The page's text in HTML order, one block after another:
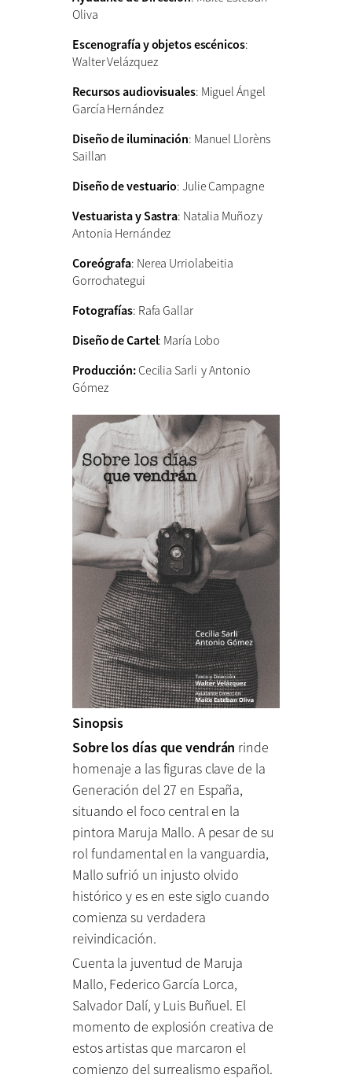
Oliva
Escenografía y objetos escénicos:
Walter Velázquez
Recursos audiovisuales: Miguel Ángel
García Hernández
Diseño de iluminación: Manuel Llorèns
Saillan
Diseño de vestuario: Julie Campagne
Vestuarista y Sastra: Natalia Muñoz y
Antonia Hernández
Coreógrafa: Nerea Urriolabeitia
Gorrochategui
Fotografías: Rafa Gallar
Diseño de Cartel: María Lobo
Producción:Cecilia Sarli y Antonio
Gómez
Sinopsis
Sobre los días que vendrán rinde
homenaje a las figuras clave de la
Generación del 27 en España,
situando el foco central en la
pintora Maruja Mallo. A pesar de su
rol fundamental en la vanguardia,
Mallo sufrió un injusto olvido
histórico y es en este siglo cuando
comienza su verdadera
reivindicación.
Cuenta la juventud de Maruja
Mallo, Federico García Lorca,
Salvador Dalí, y Luis Buñuel. El
momento de explosión creativa de
estos artistas que marcaron el
comienzo del surrealismo español.